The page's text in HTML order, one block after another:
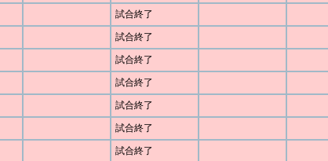
試合終了
試合終了
試合終了
試合終了
試合終了
試合終了
試合終了